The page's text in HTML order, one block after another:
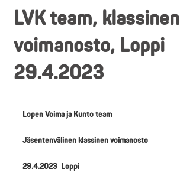
LVK team, klassinen
voimanosto, Loppi
29.4.2023
Lopen Voima ja Kunto team
Jäsentenvälinen klassinen voimanosto
29.4.2023 Loppi